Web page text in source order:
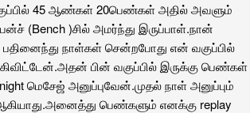
45 ஆண்கள் 20பெண்கள் அதில் அவளும்
(Bench )சில் அமர்ந்து இருப்பாள்.நான்
நாள்கள் சென்றபோது என் வகுப்பில்
பின் வகுப்பில் இருக்கு பெண்கள்
மெசேஜ் அனுப்புவேன்.முதல் நாள் அனுப்பும்
பெண்களும் எனக்கு replay